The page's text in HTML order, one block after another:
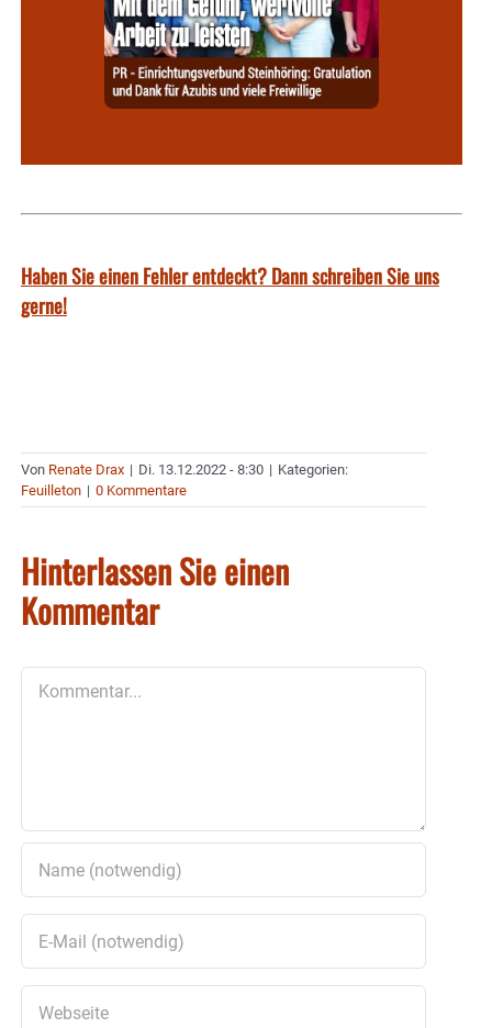
Haben Sie einen Fehler entdeckt? Dann schreiben Sie uns
gerne!
Von Renate Drax | Di. 13.12.2022 - 8:30 | Kategorien:
Feuilleton | 0 Kommentare
Hinterlassen Sie einen
Kommentar